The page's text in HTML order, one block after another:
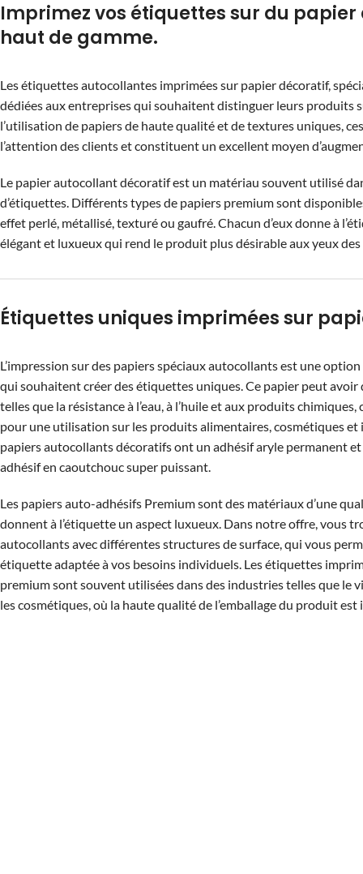
Imprimez vos étiquettes sur du
haut de gamme.
Les étiquettes autocollantes imprimées sur papier décoratif,
dédiées aux entreprises qui souhaitent distinguer leurs produits
l’utilisation de papiers de haute qualité et de textures uniques,
l’attention des clients et constituent un excellent moyen
Le papier autocollant décoratif est un matériau souvent utilisé
d’étiquettes. Différents types de papiers premium sont
effet perlé, métallisé, texturé ou gaufré. Chacun d’eux donne à
élégant et luxueux qui rend le produit plus désirable aux yeux
Étiquettes uniques imprimées sur
L’impression sur des papiers spéciaux autocollants est une
qui souhaitent créer des étiquettes uniques. Ce papier peut
telles que la résistance à l’eau, à l’huile et aux produits chimiques,
pour une utilisation sur les produits alimentaires, cosmétiques et
papiers autocollants décoratifs ont un adhésif aryle permanent
adhésif en caoutchouc super puissant.
Les papiers auto-adhésifs Premium sont des matériaux d’une
donnent à l’étiquette un aspect luxueux. Dans notre offre, vous
autocollants avec différentes structures de surface, qui vous
étiquette adaptée à vos besoins individuels. Les étiquettes
premium sont souvent utilisées dans des industries telles que le
les cosmétiques, où la haute qualité de l’emballage du produit